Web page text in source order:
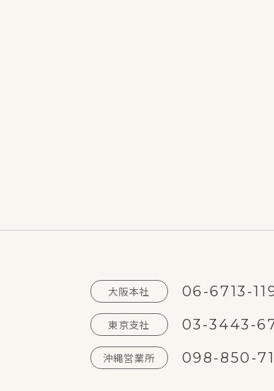
大阪本社 06-6713-
東京支社 03-3443-
沖縄営業所 098-850-